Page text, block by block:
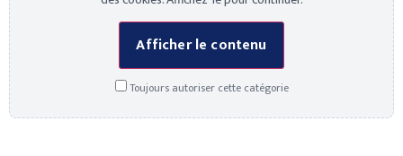
Afficher le contenu
Toujours autoriser cette catégorie